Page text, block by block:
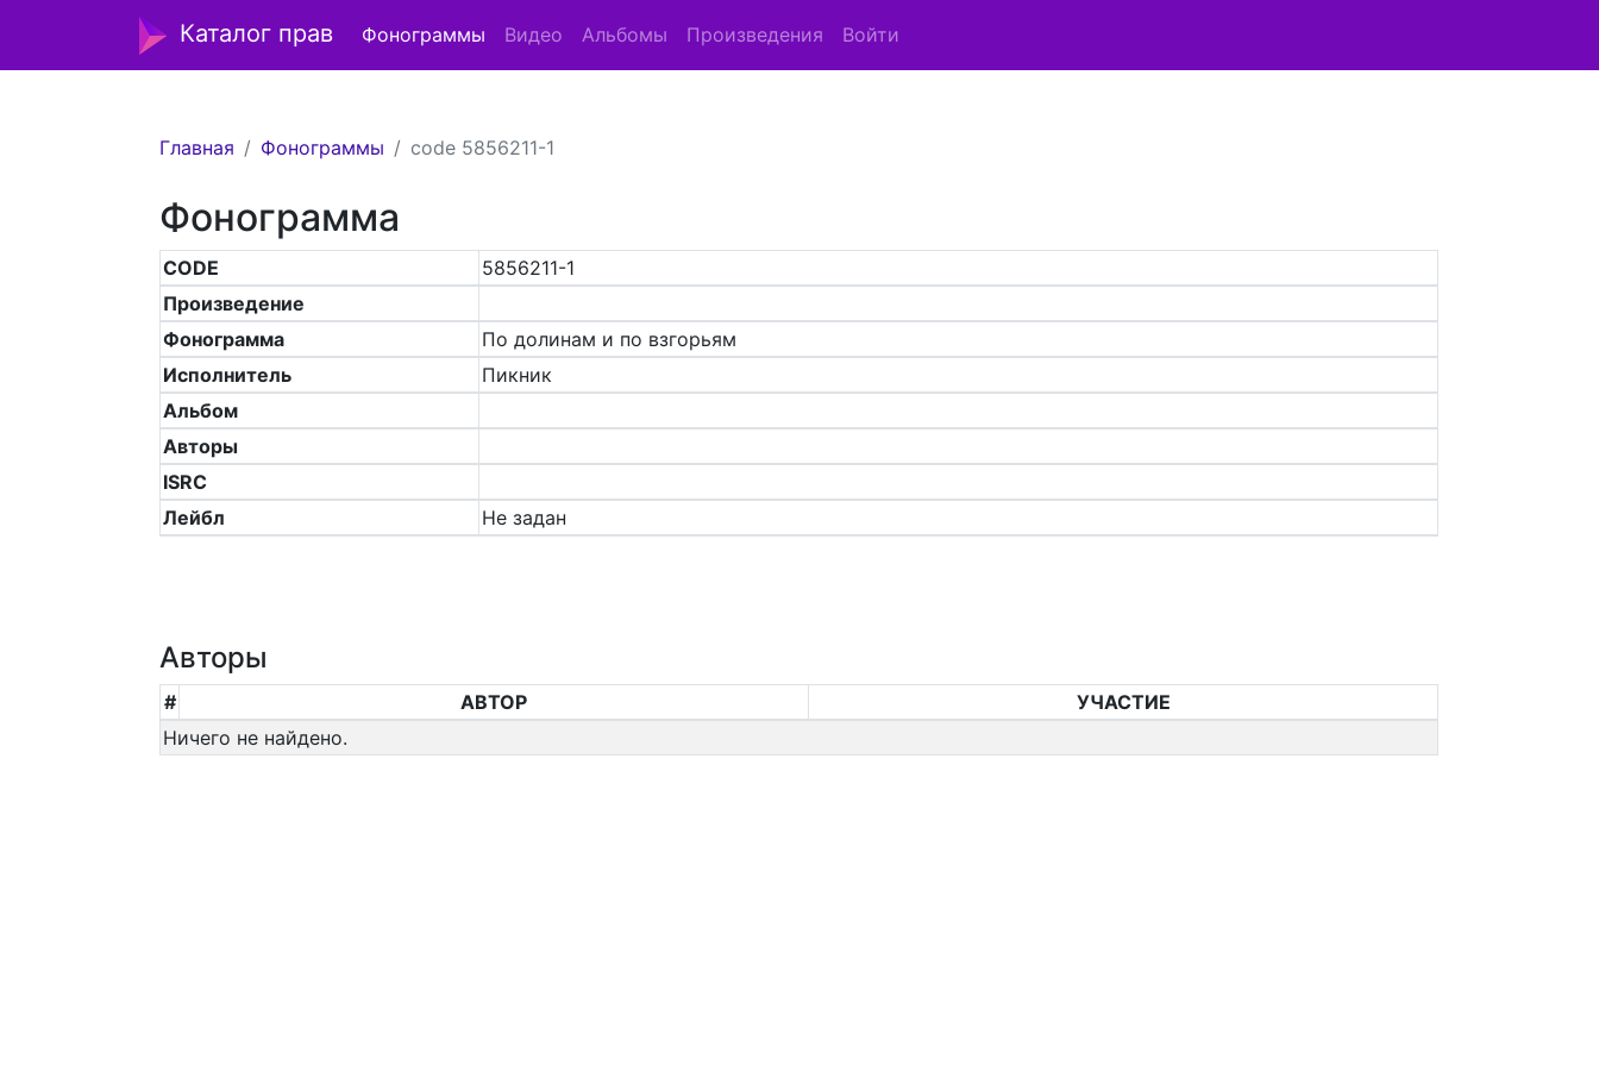
Каталог прав Фонограммы Видео Альбомы Произведения Войти
Главная Фонограммы code 5856211-1
Фонограмма
CODE
5856211-1
Произведение
Фонограмма
По долинам и по взгорьям
Исполнитель
Пикник
Альбом
Авторы
ISRC
Лейбл
Не задан
Авторы
# АВТОР
УЧАСТИЕ
Ничего не найдено.